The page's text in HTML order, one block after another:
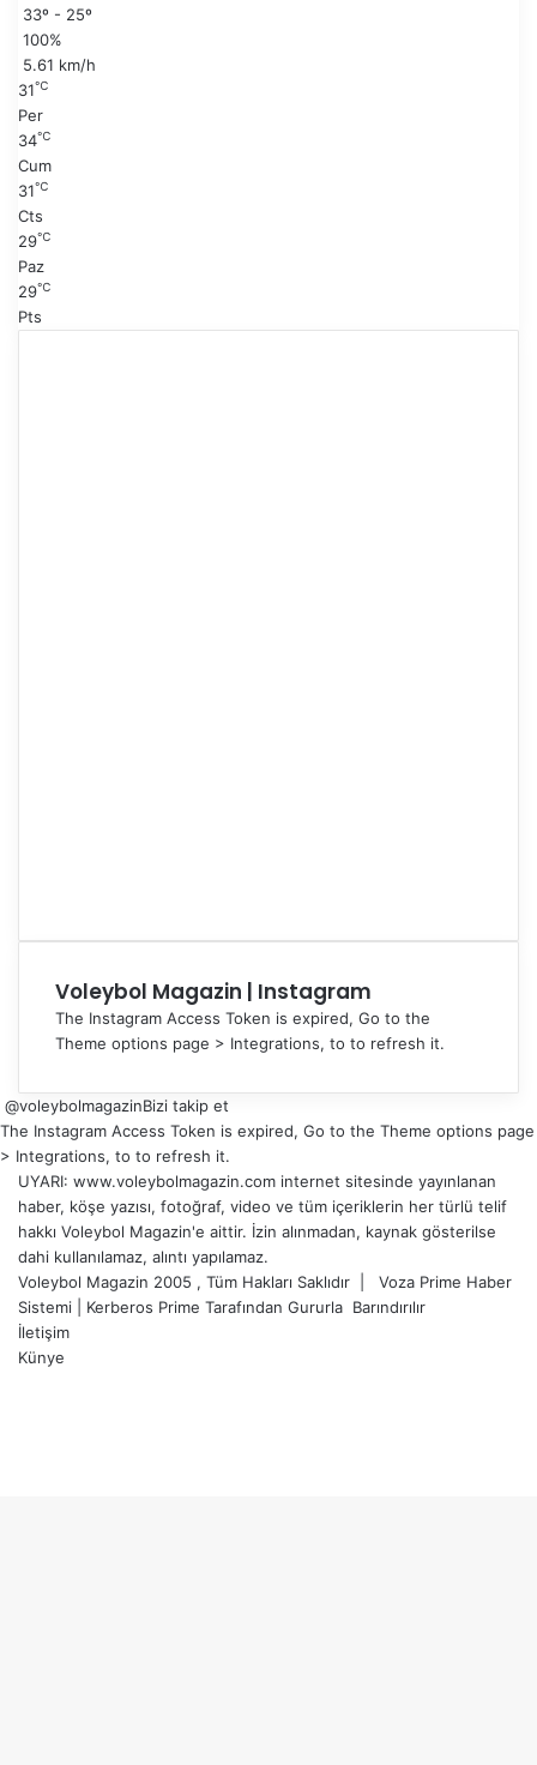
a
y
f
33º - 25º
100%
5.61 km/h
31℃
Per
34℃
Cum
31℃
Cts
29℃
Paz
29℃
Pts
Voleybol Magazin | Instagram
The Instagram Access Token is expired, Go to the
Theme options page > Integrations, to to refresh it.
@voleybolmagazinBizi takip et
The Instagram Access Token is expired, Go to the Theme options page
> Integrations, to to refresh it.
UYARI: www.voleybolmagazin.com internet sitesinde yayınlanan
haber, köşe yazısı, fotoğraf, video ve tüm içeriklerin her türlü telif
hakkı Voleybol Magazin'e aittir. İzin alınmadan, kaynak gösterilse
dahi kullanılamaz, alıntı yapılamaz.
Voleybol Magazin 2005 , Tüm Hakları Saklıdır | Voza Prime Haber
Sistemi
Kerberos Prime Tarafından Gururla Barındırılır
İletişim
Künye